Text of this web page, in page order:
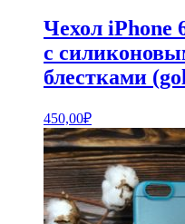
Чехол iPhone
с
блестками
450,00₽